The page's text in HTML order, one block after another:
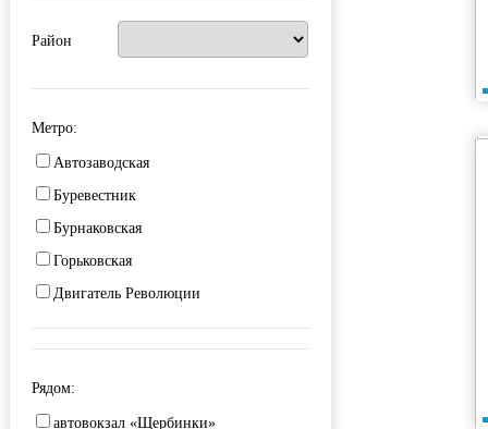
Район
Метро:
Автозаводская
Буревестник
Бурнаковская
Горьковская
Двигатель Революции
Заречная
Кировская
Комсомольская
Рядом:
автовокзал «Щербинки»